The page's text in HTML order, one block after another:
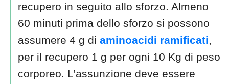
recupero in seguito allo sforzo. Almeno
60 minuti prima dello sforzo si possono
assumere 4 g di aminoacidi ramificati,
per il recupero 1 g per ogni 10 Kg di peso
corporeo. L’assunzione deve essere